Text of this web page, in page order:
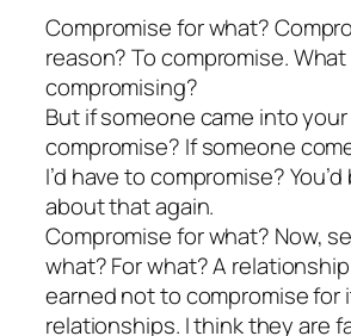
Compromise for what?
reason? To compromise. What
compromising?
But if someone came into
compromise? If someone
I’d have to compromise?
about that again.
Compromise for what? Now,
what? For what? A
earned not to compromise for
relationships. I think they are